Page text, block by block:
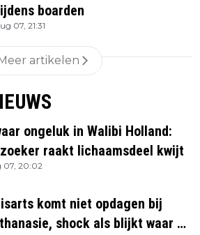
boarden
07, 21:31
artikelen
ongeluk in Walibi Holland:
raakt lichaamsdeel kwijt
07, 20:02
komt niet opdagen bij
shock als blijkt waar ze